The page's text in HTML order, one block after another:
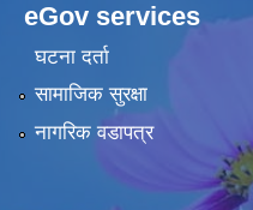
eGov services
घटना दर्ता
सामाजिक सुरक्षा
नागरिक वडापत्र